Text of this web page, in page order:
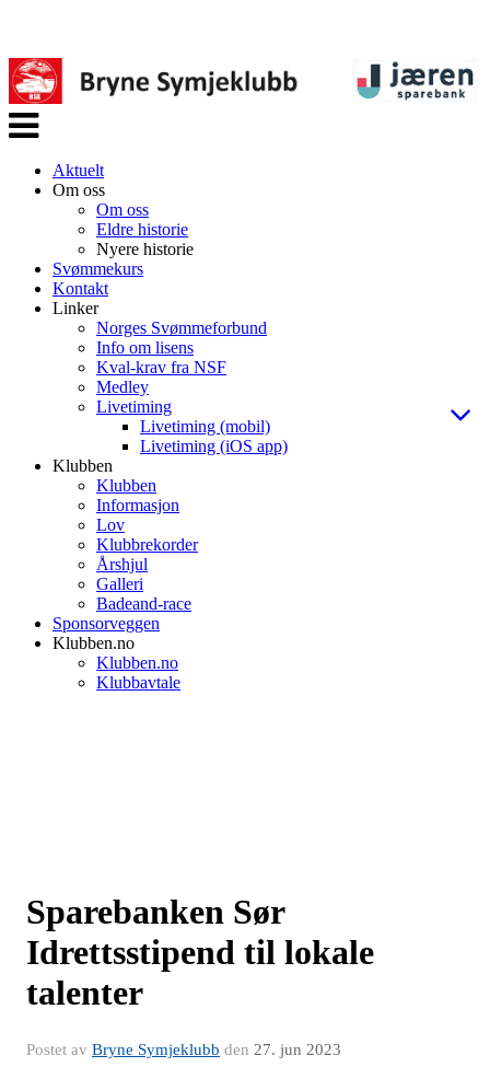
Veksle
navigasjon
Aktuelt
Om oss
Om oss
Eldre historie
Nyere historie
Svømmekurs
Kontakt
Linker
Norges Svømmeforbund
Info om lisens
Kval-krav fra NSF
Medley
Livetiming
Livetiming (mobil)
Livetiming (iOS app)
Klubben
Klubben
Informasjon
Lov
Klubbrekorder
Årshjul
Galleri
Badeand-race
Sponsorveggen
Klubben.no
Klubben.no
Klubbavtale
Sparebanken Sør
Idrettsstipend til lokale
talenter
Postet av Bryne Symjeklubb den 27. jun 2023